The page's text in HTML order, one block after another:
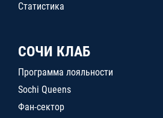
Статистика
СОЧИ КЛАБ
Программа лояльности
Sochi Queens
Фан-сектор